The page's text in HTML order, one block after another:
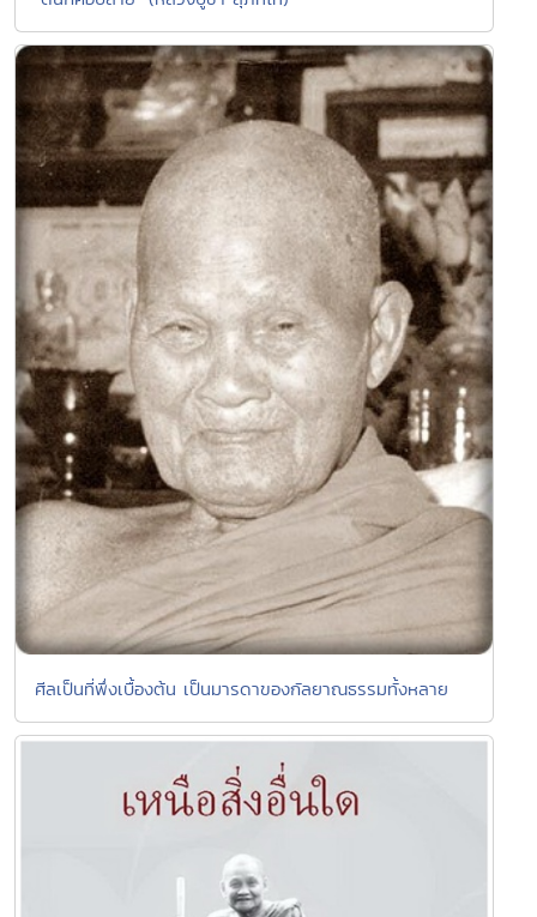
ศีลเป็นที่พึ่งเบื้องต้น เป็นมารดาของกัลยาณธรรมทั้งหลาย